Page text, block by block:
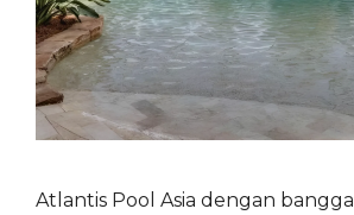
Atlantis Pool Asia dengan bangga